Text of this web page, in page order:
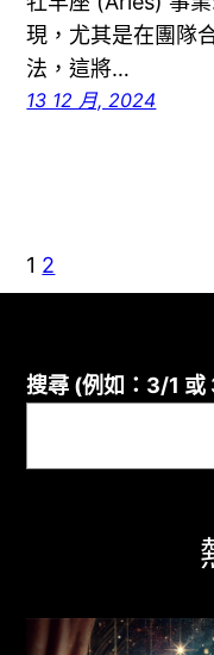
現，尤其是在團隊
法，這將…
13 12 月, 2024
1 2
搜尋 (例如：3/1 或